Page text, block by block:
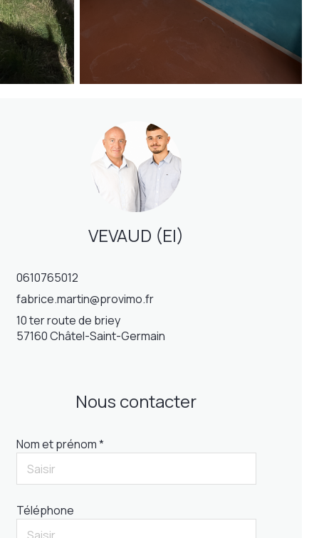
VEVAUD (EI)
0610765012
fabrice.martin@provimo.fr
10 ter route de briey
57160 Châtel-Saint-Germain
Nous contacter
Nom et prénom *
Téléphone